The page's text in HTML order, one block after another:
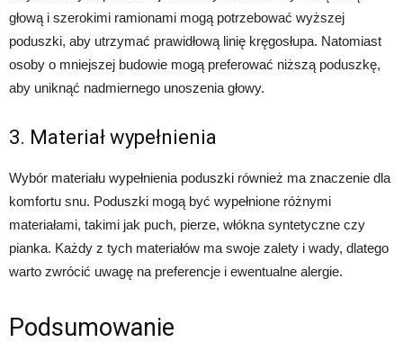
głową i szerokimi ramionami mogą potrzebować wyższej
poduszki, aby utrzymać prawidłową linię kręgosłupa. Natomiast
osoby o mniejszej budowie mogą preferować niższą poduszkę,
aby uniknąć nadmiernego unoszenia głowy.
3. Materiał wypełnienia
Wybór materiału wypełnienia poduszki również ma znaczenie dla
komfortu snu. Poduszki mogą być wypełnione różnymi
materiałami, takimi jak puch, pierze, włókna syntetyczne czy
pianka. Każdy z tych materiałów ma swoje zalety i wady, dlatego
warto zwrócić uwagę na preferencje i ewentualne alergie.
Podsumowanie